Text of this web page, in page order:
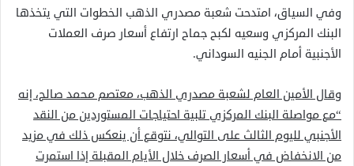
وفي السياق، امتدحت شعبة مصدري الذهب الخطوات التي يتخذها
البنك المركزي وسعيه لكبح جماح ارتفاع أسعار صرف العملات
الأجنبية أمام الجنيه السوداني.
وقال الأمين العام لشعبة مصدري الذهب، معتصم محمد صالح، إنه
“مع مواصلة البنك المركزي تلبية احتياجات المستوردين من النقد
الأجنبي لليوم الثالث على التوالي، نتوقع أن ينعكس ذلك في مزيد
من الانخفاض في أسعار الصرف خلال الأيام المقبلة إذا استمرت